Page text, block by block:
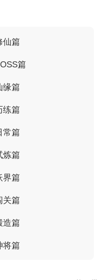
真相，重定天地秩序
！
仙篇
篇
缘篇
练篇
常篇
炼篇
界篇
关篇
造篇
将篇